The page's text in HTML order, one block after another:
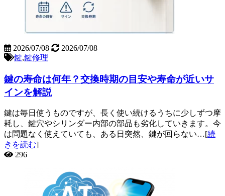
2026/07/08
2026/07/08
鍵,鍵修理
鍵の寿命は何年？交換時期の目安や寿命が近いサ
インを解説
鍵は毎日使うものですが、長く使い続けるうちに少しずつ摩
耗し、鍵穴やシリンダー内部の部品も劣化していきます。今
は問題なく使えていても、ある日突然、鍵が回らない…[続
きを読む]
296